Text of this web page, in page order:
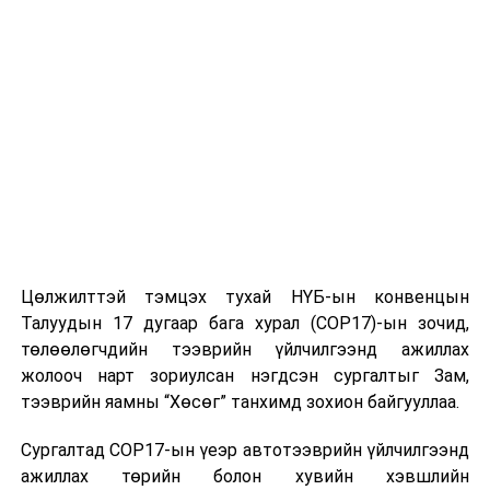
Цөлжилттэй тэмцэх тухай НҮБ-ын конвенцын
Талуудын 17 дугаар бага хурал (COP17)-ын зочид,
төлөөлөгчдийн тээврийн үйлчилгээнд ажиллах
жолооч нарт зориулсан нэгдсэн сургалтыг Зам,
тээврийн яамны “Хөсөг” танхимд зохион байгууллаа.
Сургалтад COP17-ын үеэр автотээврийн үйлчилгээнд
ажиллах төрийн болон хувийн хэвшлийн